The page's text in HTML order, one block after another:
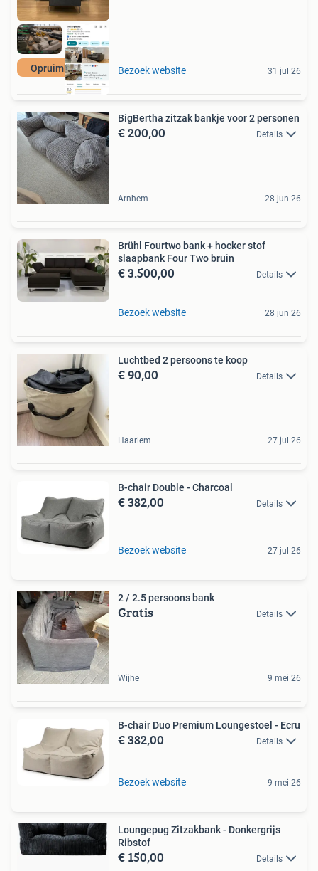
Opruimkorting Bezoek website 31 jul 26
BigBertha zitzak bankje voor 2 personen
€ 200,00 Details
Arnhem 28 jun 26
Brühl Fourtwo bank + hocker stof
slaapbank Four Two bruin
€ 3.500,00 Details
Bezoek website 28 jun 26
Luchtbed 2 persoons te koop
€ 90,00 Details
Haarlem 27 jul 26
B-chair Double - Charcoal
€ 382,00 Details
Bezoek website 27 jul 26
2 / 2.5 persoons bank
Gratis Details
Wijhe 9 mei 26
B-chair Duo Premium Loungestoel - Ecru
€ 382,00 Details
Bezoek website 9 mei 26
Loungepug Zitzakbank - Donkergrijs
Ribstof
€ 150,00 Details